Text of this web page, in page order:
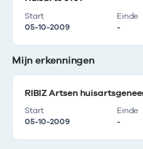
Start
05-10-2009
Einde
-
Mijn erkenningen
RIBIZ Artsen
Start
05-10-2009
Einde
-